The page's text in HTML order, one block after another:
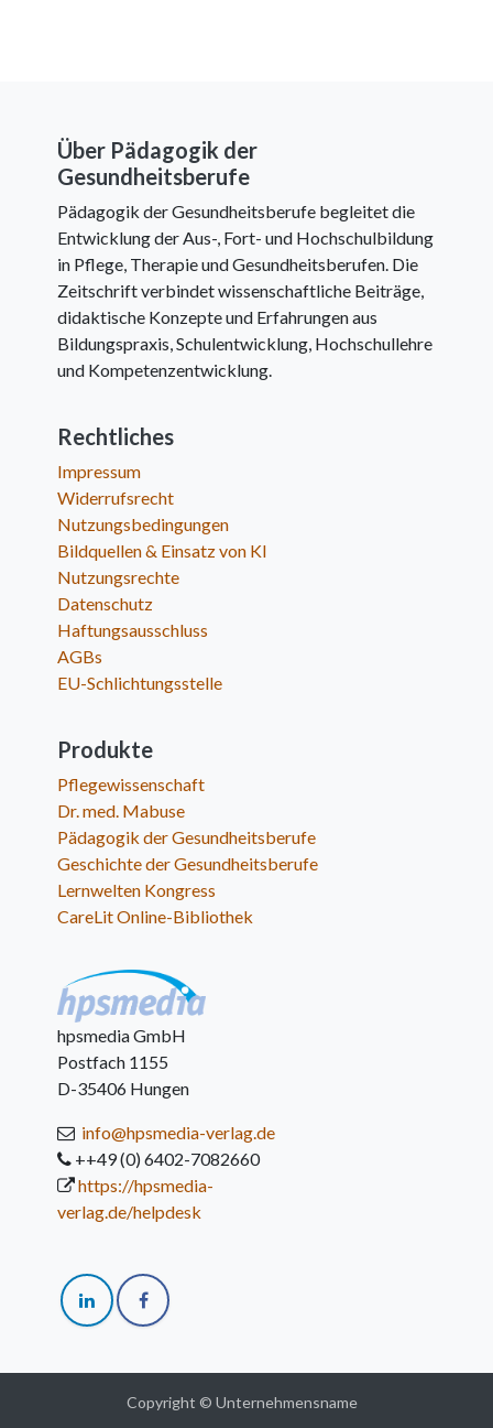
Über Pädagogik der
Gesundheitsberufe
Pädagogik der Gesundheitsberufe begleitet die
Entwicklung der Aus-, Fort- und Hochschulbildung
in Pflege, Therapie und Gesundheitsberufen. Die
Zeitschrift verbindet wissenschaftliche Beiträge,
didaktische Konzepte und Erfahrungen aus
Bildungspraxis, Schulentwicklung, Hochschullehre
und Kompetenzentwicklung.
Rechtliches
Impressum
Widerrufsrecht
Nutzungsbedingungen
Bildquellen & Einsatz von KI
Nutzungsrechte
Datenschutz
Haftungsausschluss
AGBs
EU-Schlichtungsstelle
Produkte
Pflegewissenschaft
Dr. med. Mabuse
Pädagogik der Gesundheitsberufe
Geschichte der Gesundheitsberufe
Lernwelten Kongress
CareLit Online-Bibliothek
hpsmedia GmbH
Postfach 1155
D-35406 Hungen
info@hpsmedia-verlag.de
++49 (0) 6402-7082660
https://hpsmedia-
verlag.de/helpdesk
Copyright © Unternehmensname